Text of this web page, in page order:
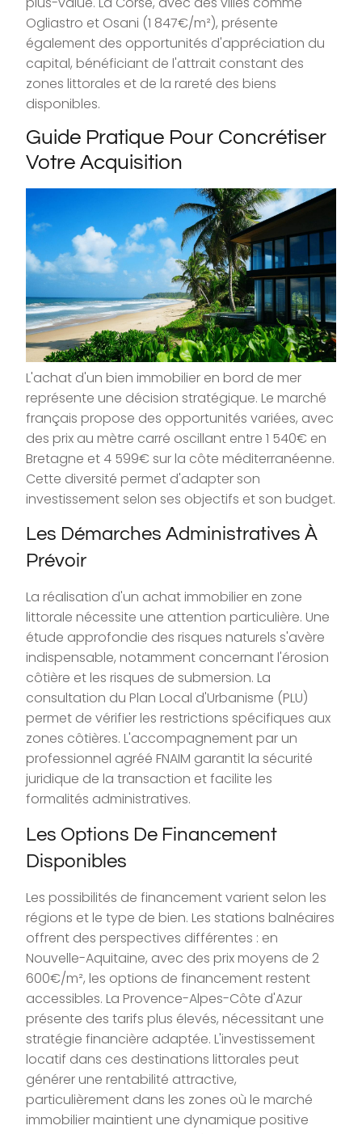
Ogliastro et Osani (1 847€/m²), présente
également des opportunités d'appréciation du
capital, bénéficiant de l'attrait constant des
zones littorales et de la rareté des biens
disponibles.
Guide Pratique Pour Concrétiser
Votre Acquisition
L'achat d'un bien immobilier en bord de mer
représente une décision stratégique. Le marché
français propose des opportunités variées, avec
des prix au mètre carré oscillant entre 1 540€ en
Bretagne et 4 599€ sur la côte méditerranéenne.
Cette diversité permet d'adapter son
investissement selon ses objectifs et son budget.
Les Démarches Administratives À
Prévoir
La réalisation d'un achat immobilier en zone
littorale nécessite une attention particulière. Une
étude approfondie des risques naturels s'avère
indispensable, notamment concernant l'érosion
côtière et les risques de submersion. La
consultation du Plan Local d'Urbanisme (PLU)
permet de vérifier les restrictions spécifiques aux
zones côtières. L'accompagnement par un
professionnel agréé FNAIM garantit la sécurité
juridique de la transaction et facilite les
formalités administratives.
Les Options De Financement
Disponibles
Les possibilités de financement varient selon les
régions et le type de bien. Les stations balnéaires
offrent des perspectives différentes : en
Nouvelle-Aquitaine, avec des prix moyens de 2
600€/m², les options de financement restent
accessibles. La Provence-Alpes-Côte d'Azur
présente des tarifs plus élevés, nécessitant une
stratégie financière adaptée. L'investissement
locatif dans ces destinations littorales peut
générer une rentabilité attractive,
particulièrement dans les zones où le marché
immobilier maintient une dynamique positive